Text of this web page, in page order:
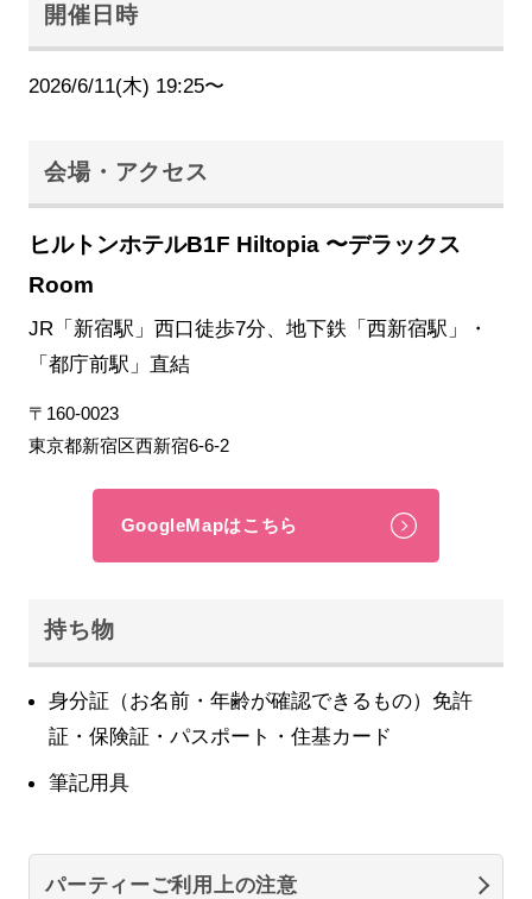
開催日時
2026/6/11(木) 19:25〜
会場・アクセス
ヒルトンホテルB1F Hiltopia 〜デラックス
Room
JR「新宿駅」西口徒歩7分、地下鉄「西新宿駅」・
「都庁前駅」直結
〒160-0023
東京都新宿区西新宿6-6-2
GoogleMapはこちら
持ち物
身分証（お名前・年齢が確認できるもの）免許
証・保険証・パスポート・住基カード
筆記用具
パーティーご利用上の注意